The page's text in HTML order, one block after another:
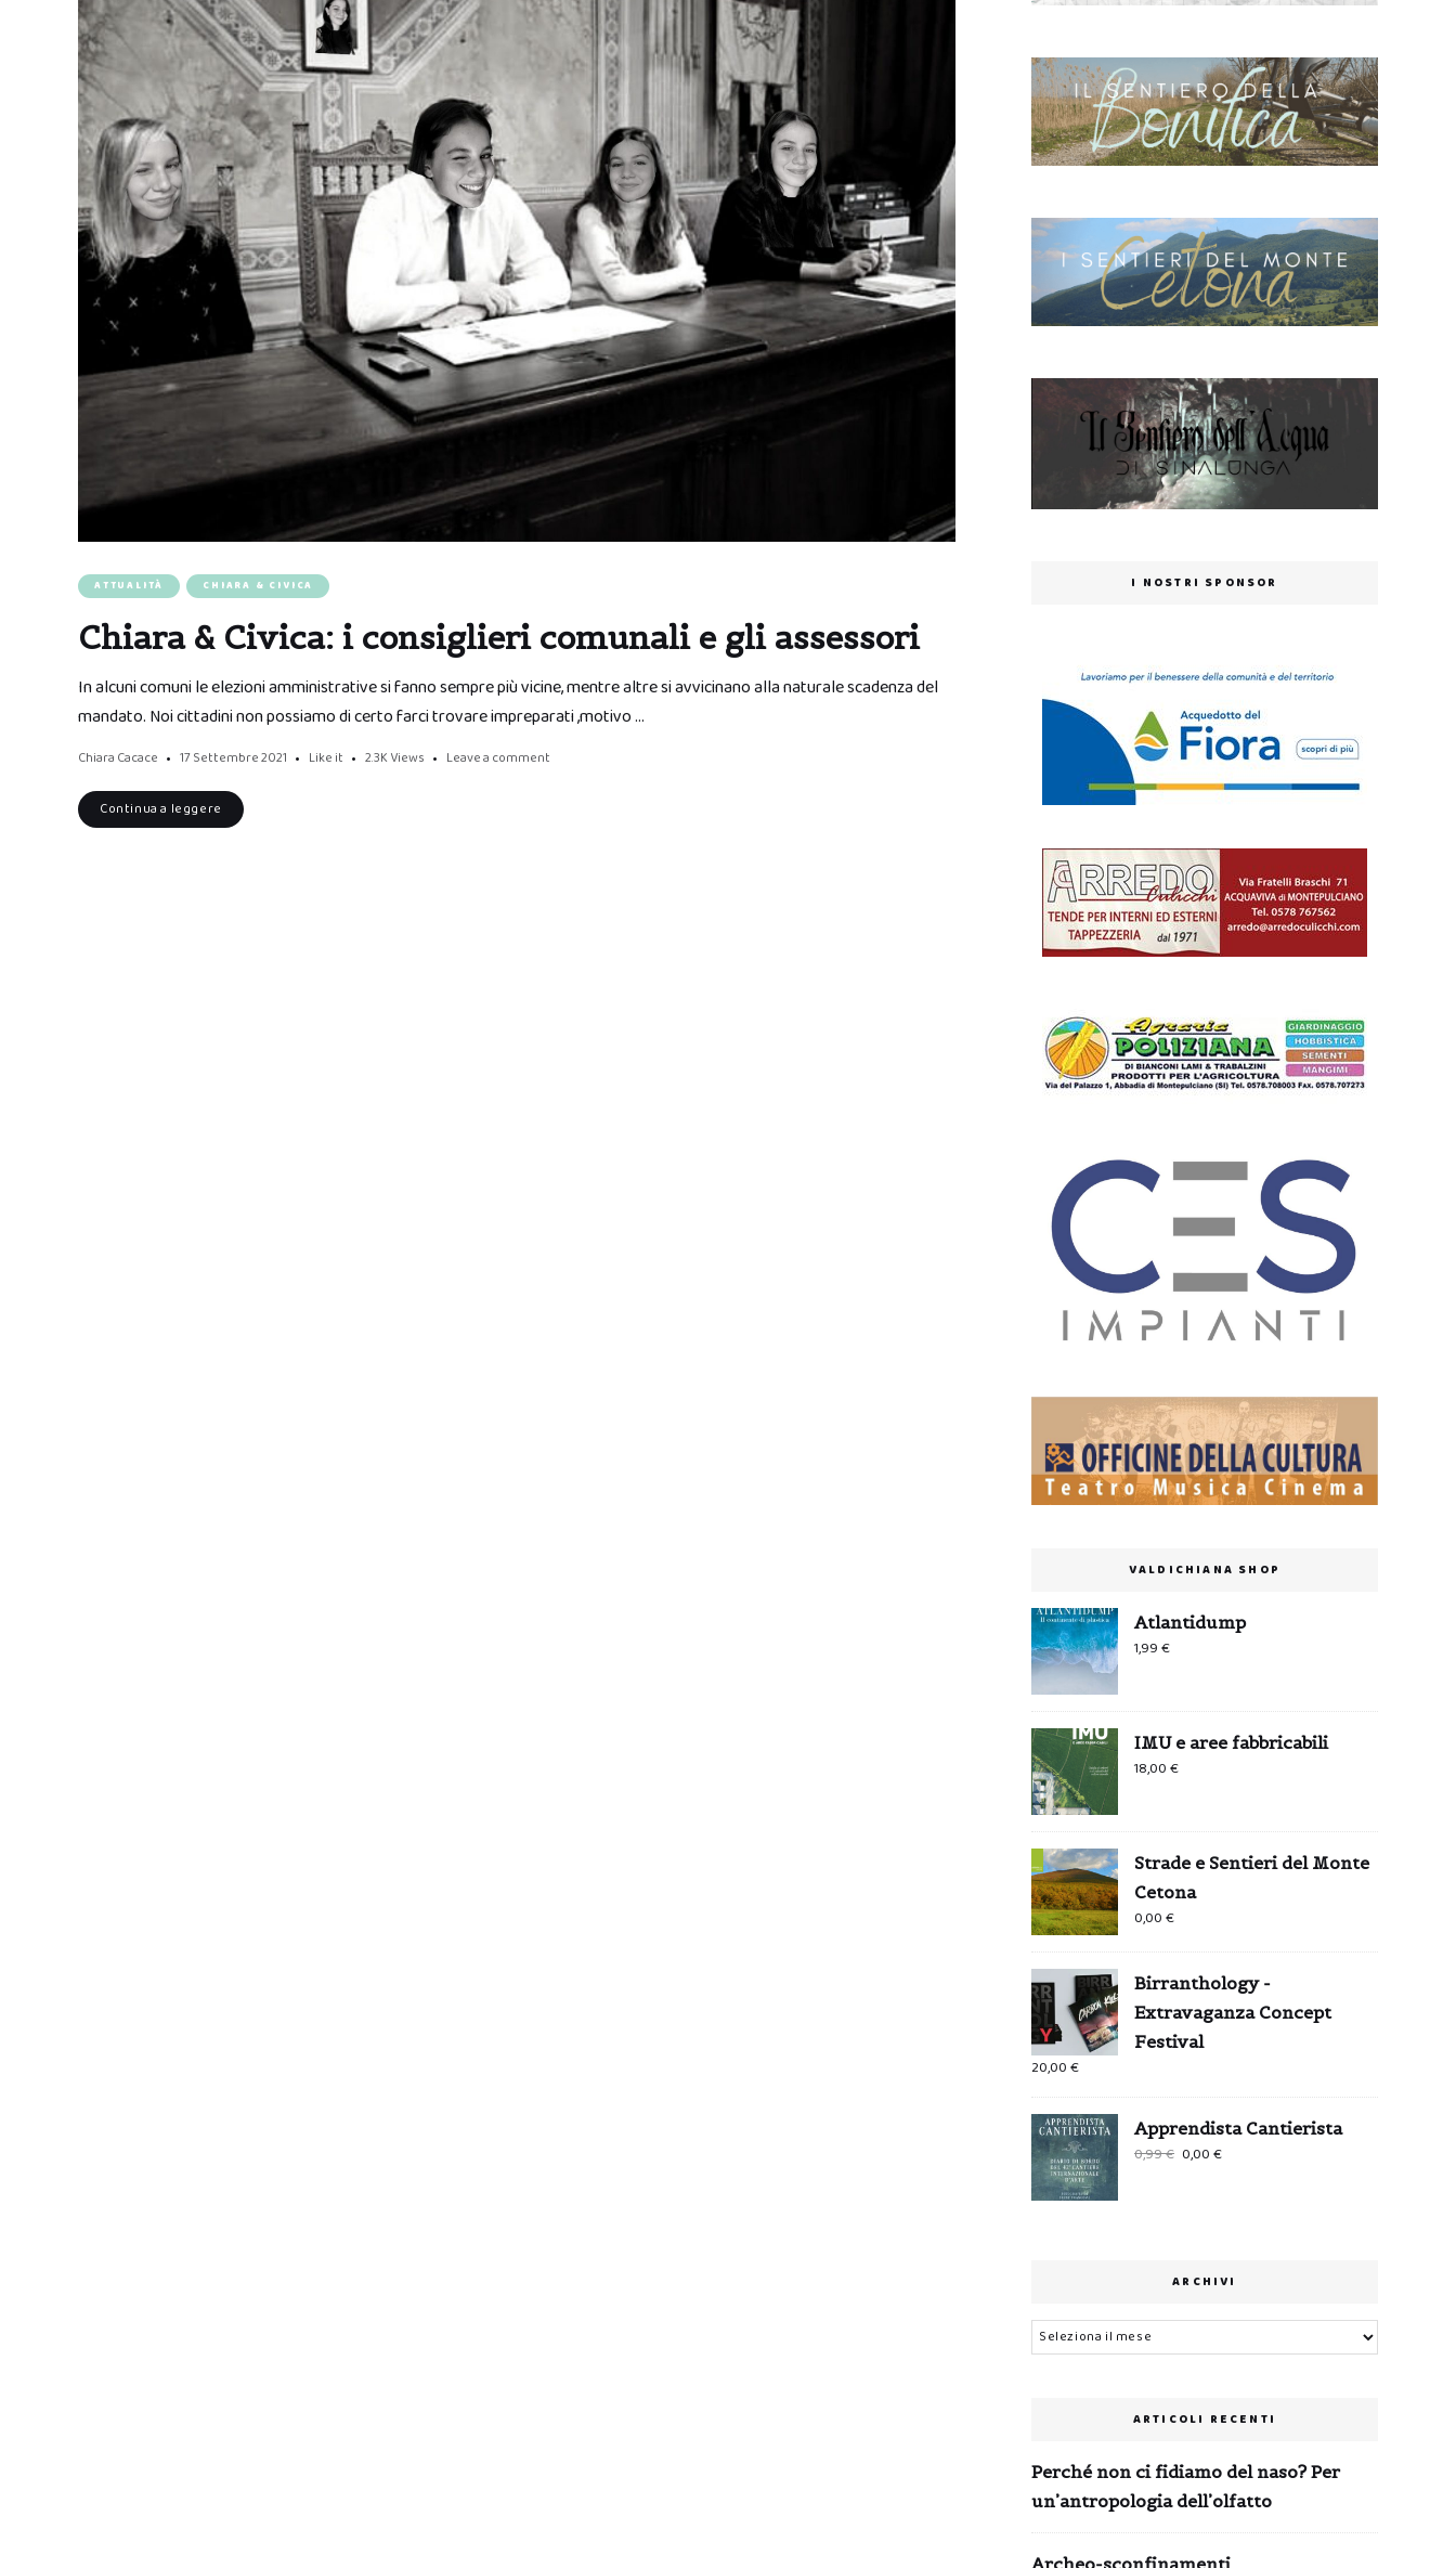
ATTUALITÀ CHIARA & CIVICA
Chiara & Civica: i consiglieri comunali e gli assessori
In alcuni comuni le elezioni amministrative si fanno sempre più vicine, mentre altre si avvicinano alla naturale scadenza del
mandato. Noi cittadini non possiamo di certo farci trovare impreparati ,motivo …
Chiara Cacace 17 Settembre 2021 Like it 2.3K Views Leave a comment
Continua a leggere
I NOSTRI SPONSOR
VALDICHIANA SHOP
Atlantidump
1,99€
IMU e aree fabbricabili
18,00€
Strade e Sentieri del Monte
Cetona
0,00€
Birranthology -
Extravaganza Concept
Festival
20,00€
Apprendista Cantierista
0,99€ 0,00€
ARCHIVI
Archivi
ARTICOLI RECENTI
Perché non ci fidiamo del naso? Per
un’antropologia dell’olfatto
Archeo-sconfinamenti